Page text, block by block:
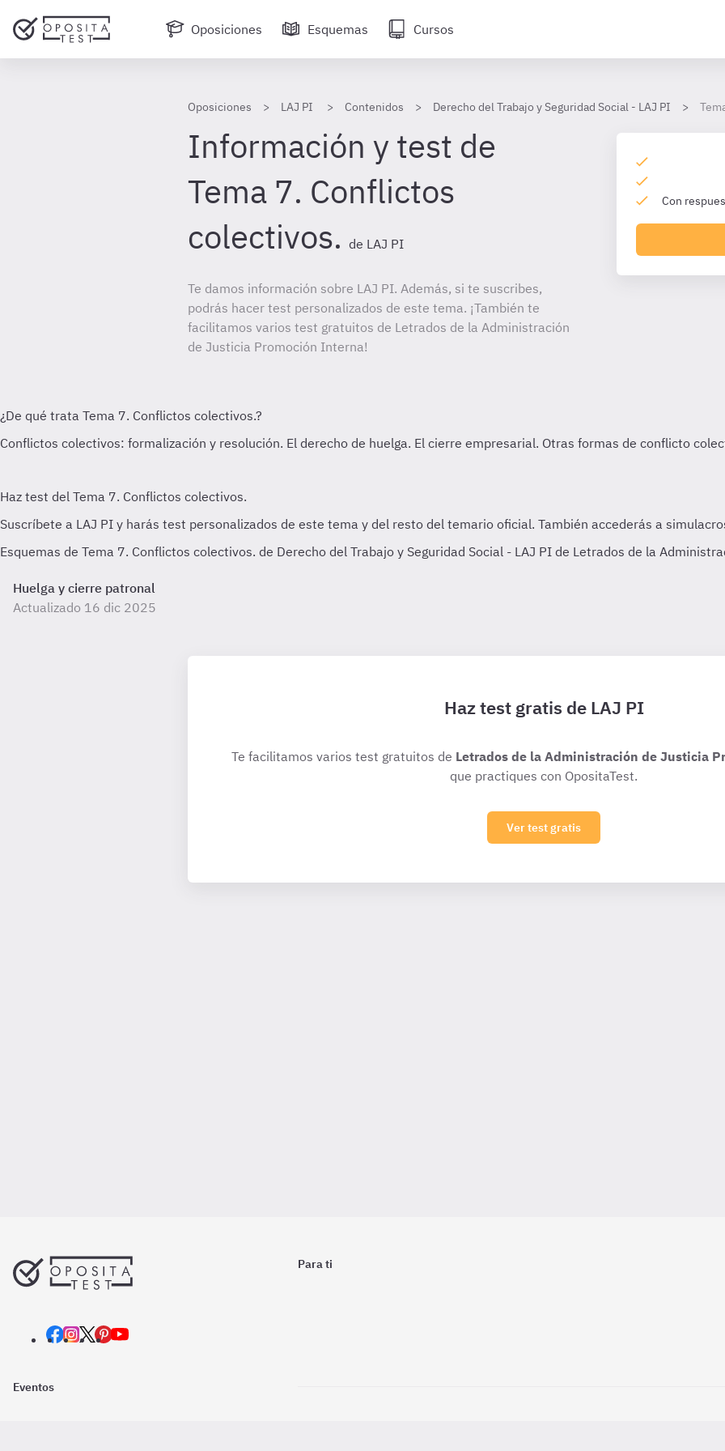
Oposiciones Esquemas Cursos
Oposiciones LAJ PI Contenidos Derecho del Trabajo y Seguridad Social - LAJ PI
Información y test de
Tema 7. Conflictos
colectivos. de LAJ PI
Te damos información sobre LAJ PI. Además, si te suscribes,
podrás hacer test personalizados de este tema. ¡También te
facilitamos varios test gratuitos de Letrados de la Administración
de Justicia Promoción Interna!
Con
Esquemas de Tema 7. Conflictos colectivos. de Derecho del Trabajo y Seguridad Social - LAJ PI de Letrados de la
Huelga y cierre patronal
Actualizado 16 dic 2025
Haz test gratis de LAJ PI
Te facilitamos varios test gratuitos de Letrados de la Administración de Justicia
que practiques con OpositaTest.
Ver test gratis
Para ti
Eventos